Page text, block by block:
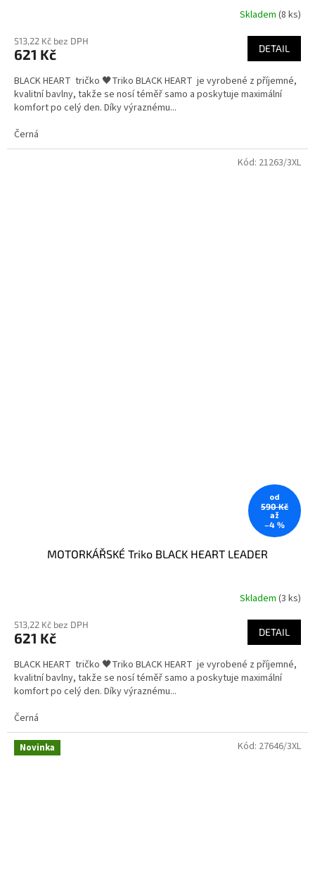
Skladem (8 ks)
513,22 Kč bez DPH
621 Kč DETAIL
BLACK HEART tričko 🖤Triko BLACK HEART je vyrobené z příjemné,
kvalitní bavlny, takže se nosí téměř samo a poskytuje maximální
komfort po celý den. Díky výraznému...
Černá
od
590 Kč
až
–4 %
MOTORKÁŘSKÉ Triko BLACK HEART LEADER
Skladem (3 ks)
513,22 Kč bez DPH
621 Kč DETAIL
BLACK HEART tričko 🖤Triko BLACK HEART je vyrobené z příjemné,
kvalitní bavlny, takže se nosí téměř samo a poskytuje maximální
komfort po celý den. Díky výraznému...
Černá
Kód: 21263/3XL
Novinka Kód: 27646/3XL